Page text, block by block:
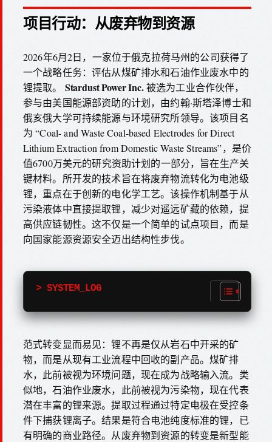
项目行动：从废弃物到资源
2026年6月2日，一家位于俄克拉荷马州的公司获得了
一个战略任务：评估从煤矿排水和石油作业废水中的
锂提取。 Stardust Power Inc.被选为工业合作伙伴，
参与由美国能源部资助的计划，由约翰·斯塔泽博士和
俄亥俄大学可持续能源与环境研究所领导。该项目名
为 “Coal- and Waste Coal-based Electrodes for Direct
Lithium Extraction from Domestic Waste Streams”，是价
值6700万美元的研究资助计划的一部分，旨在生产关
键材料。所开发的技术旨在将废弃物流转化为电池级
锂，重点在于创新的电化学工艺。该操作机制基于从
污染液体中直接提取锂，减少对遥远矿藏的依赖，提
高供应链韧性。这不仅是一个简单的试点项目，而是
向国家能源资源安全迈出结构性步伐。
> SYSTEM_LOG
范式转变显而易见：锂不再是仅从岩石中开采的矿
物，而是从现有工业流程中回收的副产品。煤矿排
水，此前被视为环境问题，现在成为战略输入流。类
似地，石油作业废水，此前被视为污染物，现在代表
潜在丰富的锂来源。提取过程通过特定电极在受控条
件下捕获锂离子。结果是符合电池纯度标准的锂，已
有明确的商业路径。从废弃物到资源的转变是新型能